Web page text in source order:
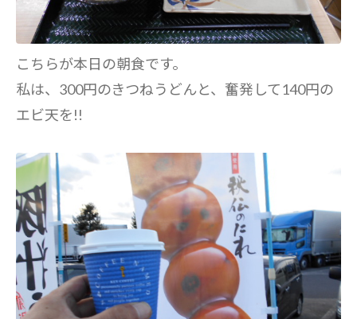
こちらが本日の朝食です。
私は、300円のきつねうどんと、奮発して140円の
エビ天を!!